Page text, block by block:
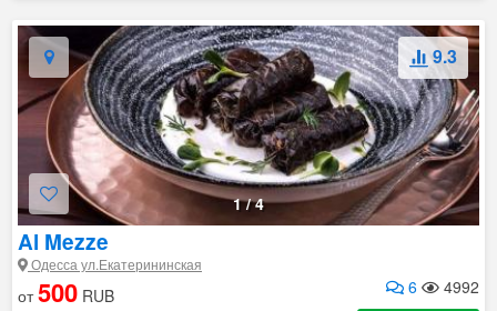
1/4
9.3
Al Mezze
Одесса ул.Екатерининская
6 4992
от500 RUB